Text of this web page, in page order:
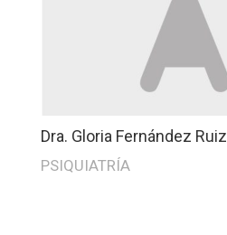
Dra. Gloria Fernández Ruiz
PSIQUIATRÍA